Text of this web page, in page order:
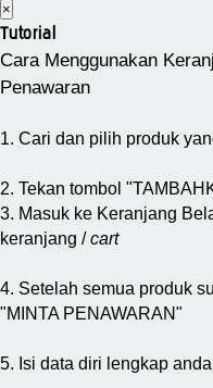
×
Tutorial
Cara Menggunakan
Penawaran
1. Cari dan pilih produk
2. Tekan tombol
3. Masuk ke Keranjang
keranjang /cart
4. Setelah semua produk
"MINTA PENAWARAN"
5. Isi data diri lengkap